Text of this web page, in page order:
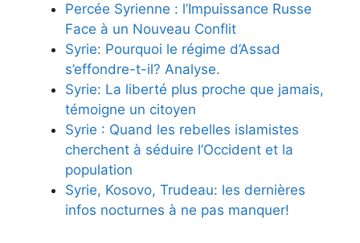
Percée Syrienne : l’Impuissance Russe
Face à un Nouveau Conflit
Syrie: Pourquoi le régime d’Assad
s’effondre-t-il? Analyse.
Syrie: La liberté plus proche que jamais,
témoigne un citoyen
Syrie : Quand les rebelles islamistes
cherchent à séduire l’Occident et la
population
Syrie, Kosovo, Trudeau: les dernières
infos nocturnes à ne pas manquer!